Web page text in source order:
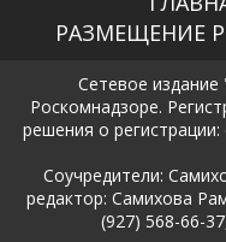
РАЗМЕЩЕНИЕ
Сетевое издание
Роскомнадзоре.
решения о
Соучредители:
редактор: Самихова
(927) 568-66-